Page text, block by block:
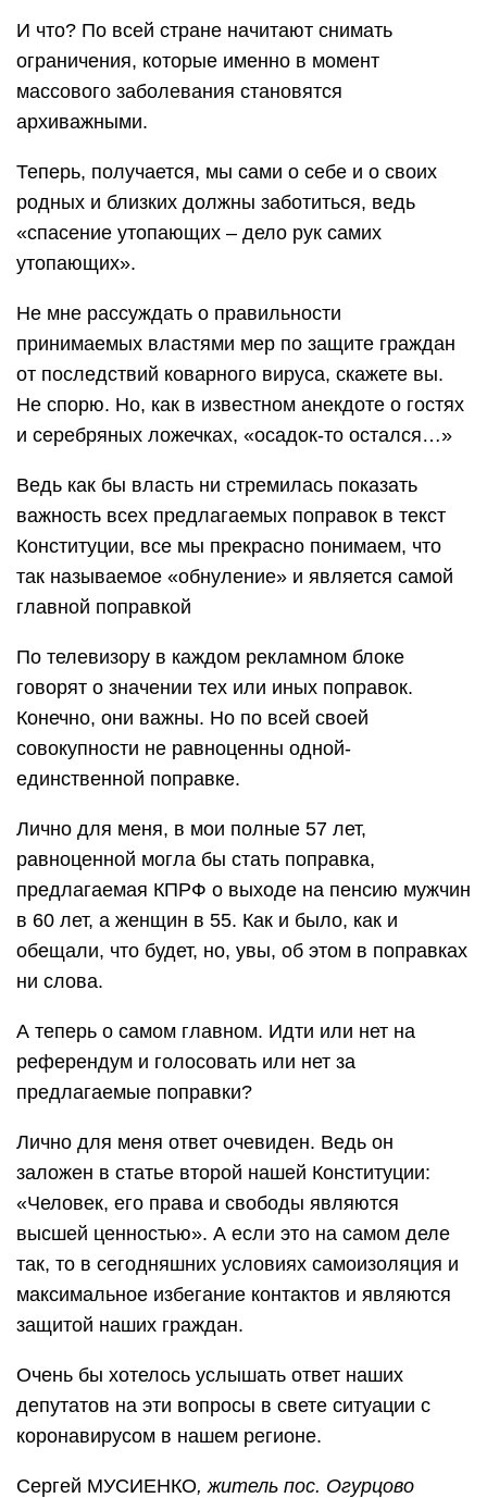
И что? По всей стране начитают снимать
ограничения, которые именно в момент
массового заболевания становятся
архиважными.
Теперь, получается, мы сами о себе и о своих
родных и близких должны заботиться, ведь
«спасение утопающих – дело рук самих
утопающих».
Не мне рассуждать о правильности
принимаемых властями мер по защите граждан
от последствий коварного вируса, скажете вы.
Не спорю. Но, как в известном анекдоте о гостях
и серебряных ложечках, «осадок-то остался…»
Ведь как бы власть ни стремилась показать
важность всех предлагаемых поправок в текст
Конституции, все мы прекрасно понимаем, что
так называемое «обнуление» и является самой
главной поправкой
По телевизору в каждом рекламном блоке
говорят о значении тех или иных поправок.
Конечно, они важны. Но по всей своей
совокупности не равноценны одной-
единственной поправке.
Лично для меня, в мои полные 57 лет,
равноценной могла бы стать поправка,
предлагаемая КПРФ о выходе на пенсию мужчин
в 60 лет, а женщин в 55. Как и было, как и
обещали, что будет, но, увы, об этом в поправках
ни слова.
А теперь о самом главном. Идти или нет на
референдум и голосовать или нет за
предлагаемые поправки?
Лично для меня ответ очевиден. Ведь он
заложен в статье второй нашей Конституции:
«Человек, его права и свободы являются
высшей ценностью». А если это на самом деле
так, то в сегодняшних условиях самоизоляция и
максимальное избегание контактов и являются
защитой наших граждан.
Очень бы хотелось услышать ответ наших
депутатов на эти вопросы в свете ситуации с
коронавирусом в нашем регионе.
Сергей МУСИЕНКО, житель пос. Огурцово